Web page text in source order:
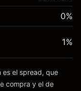
0%
1%
es el spread, que
compra y el de